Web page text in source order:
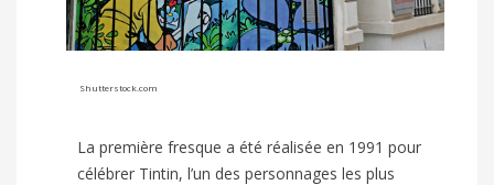
Shutterstock.com
La première fresque a été réalisée en 1991 pour
célébrer Tintin, l’un des personnages les plus